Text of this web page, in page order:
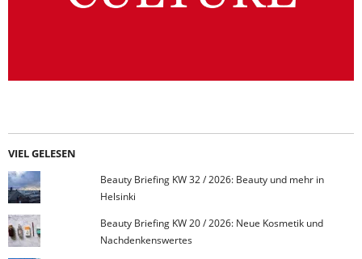
VIEL GELESEN
Beauty Briefing KW 32 / 2026: Beauty und mehr in
Helsinki
Beauty Briefing KW 20 / 2026: Neue Kosmetik und
Nachdenkenswertes